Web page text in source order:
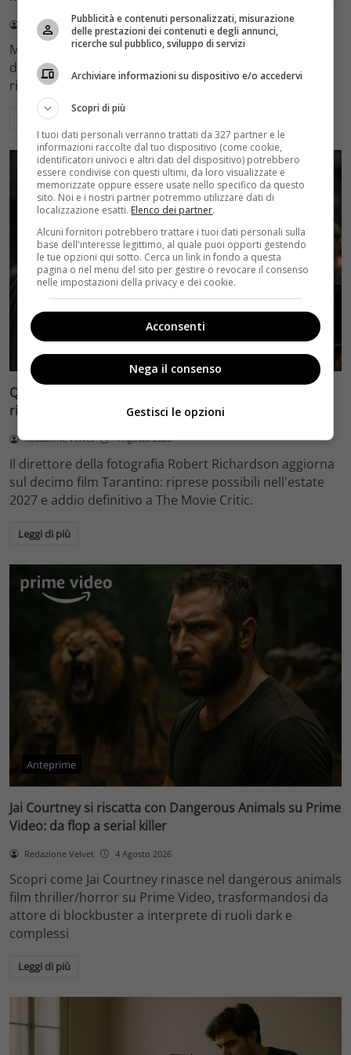
Redazione Velvet 4 Agosto 2026
Mediaset sceglie di mantenere Gerry Scotti e La Ruota
della Fortuna nell'access prime time estivo di Canale 5,
rinviando a dicembre il debutto di Enrico Pa
Leggi di più
Quentin Tarantino e il decimo film: Robert Richardson
rivela riprese forse nel 2027 e l’addio a The Movie Critic
Redazione Velvet 4 Agosto 2026
Il direttore della fotografia Robert Richardson aggiorna
sul decimo film Tarantino: riprese possibili nell'estate
2027 e addio definitivo a The Movie Critic.
Leggi di più
Anteprime
Jai Courtney si riscatta con Dangerous Animals su Prime
Video: da flop a serial killer
Redazione Velvet 4 Agosto 2026
Scopri come Jai Courtney rinasce nel dangerous animals
film thriller/horror su Prime Video, trasformandosi da
attore di blockbuster a interprete di ruoli dark e
complessi
Leggi di più
Pubblicità e contenuti personalizzati, misurazione
delle prestazioni dei contenuti e degli annunci,
ricerche sul pubblico, sviluppo di servizi
Archiviare informazioni su dispositivo e/o accedervi
Scopri di più
I tuoi dati personali verranno trattati da 327 partner e le
informazioni raccolte dal tuo dispositivo (come cookie,
identificatori univoci e altri dati del dispositivo) potrebbero
essere condivise con questi ultimi, da loro visualizzate e
memorizzate oppure essere usate nello specifico da questo
sito. Noi e i nostri partner potremmo utilizzare dati di
localizzazione esatti. Elenco dei partner.
Alcuni fornitori potrebbero trattare i tuoi dati personali sulla
base dell'interesse legittimo, al quale puoi opporti gestendo
le tue opzioni qui sotto. Cerca un link in fondo a questa
pagina o nel menu del sito per gestire o revocare il consenso
nelle impostazioni della privacy e dei cookie.
Acconsenti
Nega il consenso
Gestisci le opzioni